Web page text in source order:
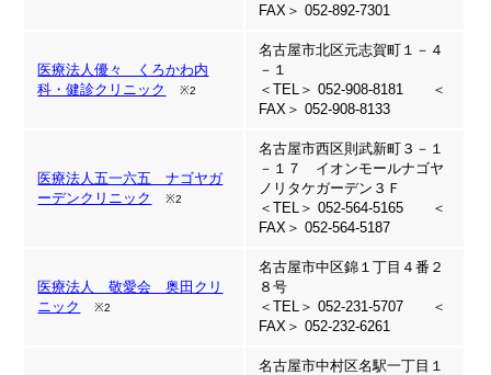
FAX＞ 052-892-7301
医療法人優々 くろかわ内
科・健診クリニック
※2
名古屋市北区元志賀町１－４
－１
＜TEL＞ 052-908-8181 ＜
FAX＞ 052-908-8133
医療法人五一六五 ナゴヤガ
ーデンクリニック
※2
名古屋市西区則武新町３－１
－１７ イオンモールナゴヤ
ノリタケガーデン３Ｆ
＜TEL＞ 052-564-5165 ＜
FAX＞ 052-564-5187
医療法人 敬愛会 奥田クリ
ニック
※2
名古屋市中区錦１丁目４番２
８号
＜TEL＞ 052-231-5707 ＜
FAX＞ 052-232-6261
名古屋市中村区名駅一丁目１